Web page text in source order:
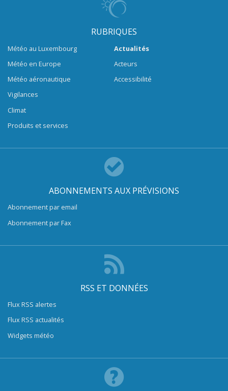
RUBRIQUES
Météo au Luxembourg
Météo en Europe
Météo aéronautique
Vigilances
Climat
Produits et services
Actualités
Acteurs
Accessibilité
ABONNEMENTS AUX PRÉVISIONS
Abonnement par email
Abonnement par Fax
RSS ET DONNÉES
Flux RSS alertes
Flux RSS actualités
Widgets météo